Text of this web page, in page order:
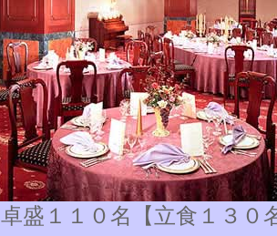
卓盛１１０名【立食１３０